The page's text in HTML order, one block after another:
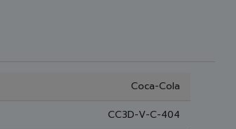
Coca-Cola
CC3D-V-C-404